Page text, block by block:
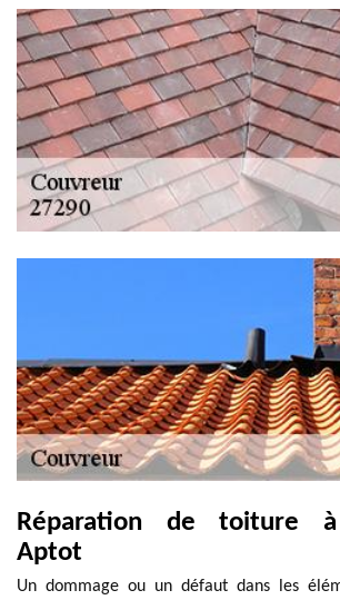
Réparation de toiture à
Aptot
Un dommage ou un défaut dans les